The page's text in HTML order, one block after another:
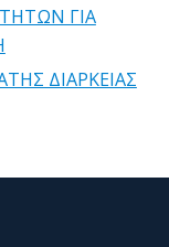
ΓΙΑ
ΔΙΑΡΚΕΙΑΣ